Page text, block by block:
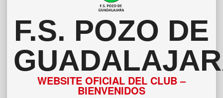
F.S. POZO DE
WEBSITE OFICIAL DEL CLUB –
BIENVENIDOS